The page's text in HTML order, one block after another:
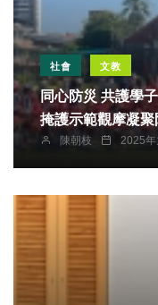
社會 文教
同心防災 共護學
掩護示範觀摩凝聚
陳朝枝 2025年